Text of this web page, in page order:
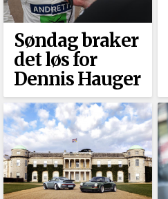
Søndag braker
det løs for
Dennis Hauger